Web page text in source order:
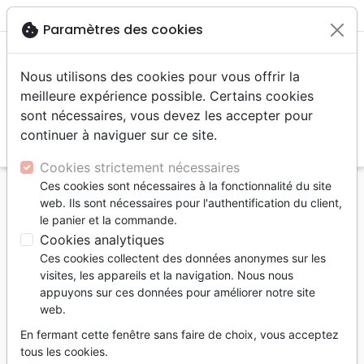
menu
Accueil Auteurs Terkeurst Lysa
Lysa Terkeurst
Lysa TerKeurst est
présidente de
l’organisationProverbs 31
Ministries
de conférences
chrétiennes et auteure
cookie Paramètres des cookies
Nous utilisons des cookies pour vous offrir la
meilleure expérience possible. Certains cookies
sont nécessaires, vous devez les accepter pour
continuer à naviguer sur ce site.
Cookies strictement nécessaires
Ces cookies sont nécessaires à la fonctionnalité du site
web. Ils sont nécessaires pour l'authentification du client,
le panier et la commande.
Cookies analytiques
Ces cookies collectent des données anonymes sur les
visites, les appareils et la navigation. Nous nous
appuyons sur ces données pour améliorer notre site
web.
En fermant cette fenêtre sans faire de choix, vous acceptez
tous les cookies.